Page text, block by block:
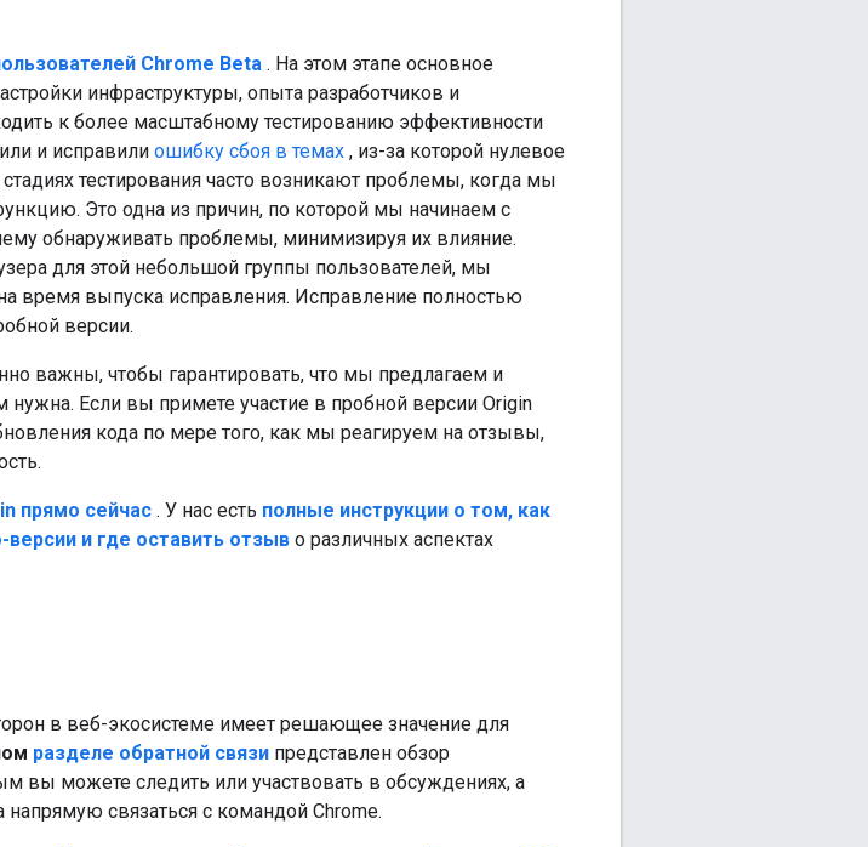
Chrome Beta . На этом этапе основное
инфраструктуры, опыта разработчиков и
к более масштабному тестированию эффективности
и исправили ошибку сбоя в темах , из-за которой нулевое
тестирования часто возникают проблемы, когда мы
Это одна из причин, по которой мы начинаем с
обнаруживать проблемы, минимизируя их влияние.
для этой небольшой группы пользователей, мы
время выпуска исправления. Исправление полностью
версии.
важны, чтобы гарантировать, что мы предлагаем и
Если вы примете участие в пробной версии Origin
кода по мере того, как мы реагируем на отзывы,
прямо сейчас . У нас есть полные инструкции о том, как
версии и где оставить отзыв о различных аспектах
в веб-экосистеме имеет решающее значение для
разделе обратной связи представлен обзор
вы можете следить или участвовать в обсуждениях, а
связаться с командой Chrome.